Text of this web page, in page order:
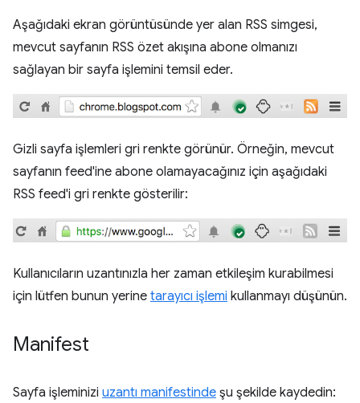
Aşağıdaki ekran görüntüsünde yer alan RSS simgesi,
mevcut sayfanın RSS özet akışına abone olmanızı
sağlayan bir sayfa işlemini temsil eder.
Gizli sayfa işlemleri gri renkte görünür. Örneğin, mevcut
sayfanın feed'ine abone olamayacağınız için aşağıdaki
RSS feed'i gri renkte gösterilir:
Kullanıcıların uzantınızla her zaman etkileşim kurabilmesi
için lütfen bunun yerine tarayıcı işlemi kullanmayı düşünün.
Manifest
Sayfa işleminizi uzantı manifestinde şu şekilde kaydedin: